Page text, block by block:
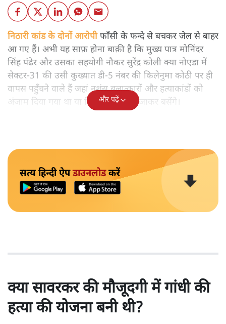
निठारी कांड के दोनों आरोपीफाँसी के फन्दे से बचकर जेल से बाहर
आ गए हैं। अभी यह साफ़ होना बाक़ी है कि मुख्य पात्र मोनिंदर
सिंह पंढेर और उसका सहयोगी नौकर सुरेंद्र कोली क्या नोएडा में
सेक्टर-31 की उसी कुख्यात डी-5 नंबर की किलेनुमा कोठी पर ही
वापस पहुँचने वाले हैं जहां नृशंस बलात्कारों और हत्याकांडों को
अंजाम दिया गया था या किसी और जगह जाकर बसेंगे।
और पढ़ें
सत्य हिन्दी ऐपडाउनलोडकरें
क्या सावरकर की मौजूदगी में गांधी की
हत्या की योजना बनी थी?